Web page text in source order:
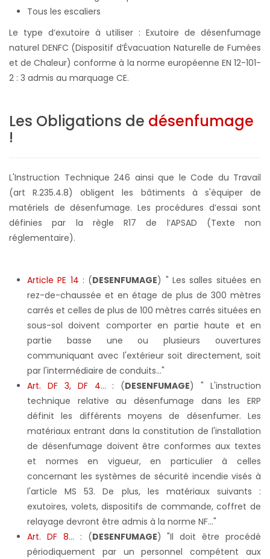
Tous les escaliers
Le type d’exutoire à utiliser : Exutoire de désenfumage
naturel DENFC (Dispositif d’Évacuation Naturelle de Fumées
et de Chaleur) conforme à la norme européenne EN 12-101-
2 : 3 admis au marquage CE.
Les Obligations de désenfumage
!
L'Instruction Technique 246 ainsi que le Code du Travail
(art R.235.4.8) obligent les bâtiments à s'équiper de
matériels de désenfumage. Les procédures d’essai sont
définies par la règle R17 de l’APSAD (Texte non
réglementaire).
Article PE 14 : (DESENFUMAGE) " Les salles situées en
rez-de-chaussée et en étage de plus de 300 mètres
carrés et celles de plus de 100 mètres carrés situées en
sous-sol doivent comporter en partie haute et en
partie basse une ou plusieurs ouvertures
communiquant avec l'extérieur soit directement, soit
par l'intermédiaire de conduits..."
Art. DF 3, DF 4... : (DESENFUMAGE) " L'instruction
technique relative au désenfumage dans les ERP
définit les différents moyens de désenfumer. Les
matériaux entrant dans la constitution de l'installation
de désenfumage doivent être conformes aux textes
et normes en vigueur, en particulier à celles
concernant les systèmes de sécurité incendie visés à
l'article MS 53. De plus, les matériaux suivants :
exutoires, volets, dispositifs de commande, coffret de
relayage devront être admis à la norme NF…"
Art. DF 8... : (DESENFUMAGE) "Il doit être procédé
périodiquement par un personnel compétent aux